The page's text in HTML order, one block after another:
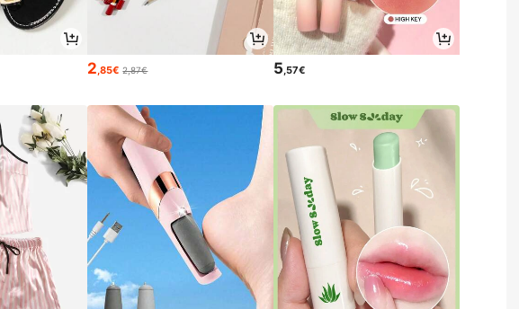
2,85€ 2,87€ 5,57€